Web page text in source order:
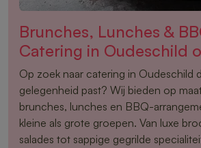
Brunches, Lunches &
Catering in Oudeschild
Op zoek naar catering in Oudeschild
gelegenheid past? Wij bieden op
brunches, lunches en BBQ-
kleine als grote groepen. Van luxe
salades tot sappige gegrilde